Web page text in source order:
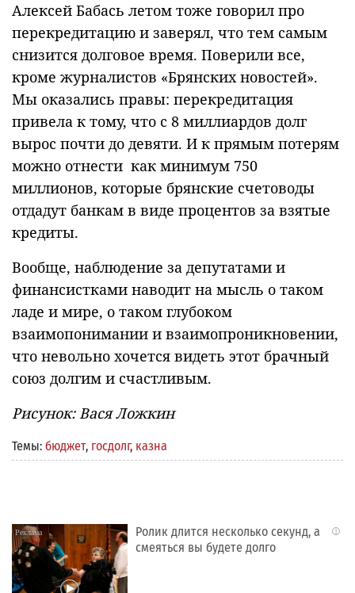
Алексей Бабась летом тоже говорил про
перекредитацию и заверял, что тем самым
снизится долговое время. Поверили все,
кроме журналистов «Брянских новостей».
Мы оказались правы: перекредитация
привела к тому, что с 8 миллиардов долг
вырос почти до девяти. И к прямым потерям
можно отнести как минимум 750
миллионов, которые брянские счетоводы
отдадут банкам в виде процентов за взятые
кредиты.
Вообще, наблюдение за депутатами и
финансистками наводит на мысль о таком
ладе и мире, о таком глубоком
взаимопонимании и взаимопроникновении,
что невольно хочется видеть этот брачный
союз долгим и счастливым.
Рисунок: Вася Ложкин
Темы: бюджет, госдолг, казна
i
Ролик длится несколько секунд, а
смеяться вы будете долго